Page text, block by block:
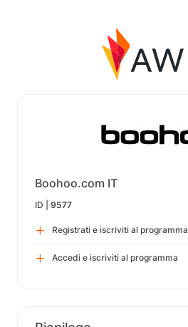
Boohoo.com IT
ID | 9577
Registrati e iscriviti al programma
Accedi e iscriviti al programma